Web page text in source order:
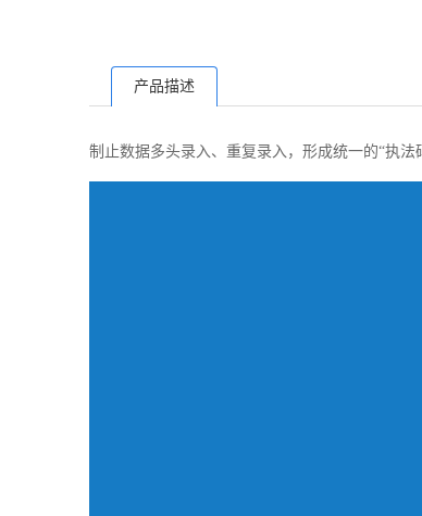
产品描述
制止数据多头录入、重复录入，形成统一的“执法